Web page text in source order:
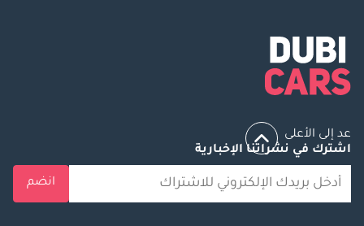
عد إلى الأعلى
اشترك في نشراتنا الإخبارية
انضم